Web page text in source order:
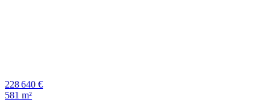
228 640 €
581 m²